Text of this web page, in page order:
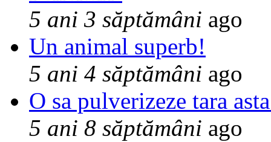
5 ani 3 săptămâni ago
Un animal superb!
5 ani 4 săptămâni ago
O sa pulverizeze tara
5 ani 8 săptămâni ago